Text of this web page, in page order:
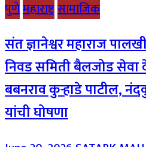
पुणेमहाराष्ट्रसामाजिक
संत ज्ञानेश्वर महाराज
निवड समिती बैलजोड सेवा
बबनराव कुऱ्हाडे पाटील,
यांची घोषणा